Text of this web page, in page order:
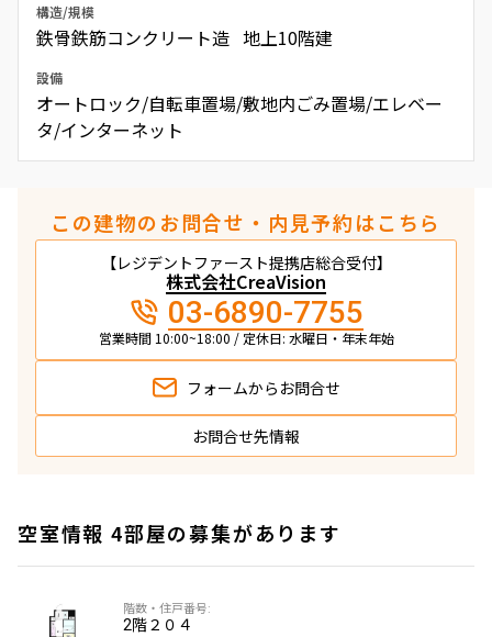
構造/規模
鉄骨鉄筋コンクリート造 地上10階建
設備
オートロック/自転車置場/敷地内ごみ置場/エレベー
タ/インターネット
この建物のお問合せ・内見予約はこちら
【レジデントファースト提携店総合受付】
株式会社CreaVision
03-6890-7755
営業時間 10:00~18:00 / 定休日: 水曜日・年末年始
フォームから お問合せ
お問合せ先情報
空室情報 4部屋の募集があります
2階２０４